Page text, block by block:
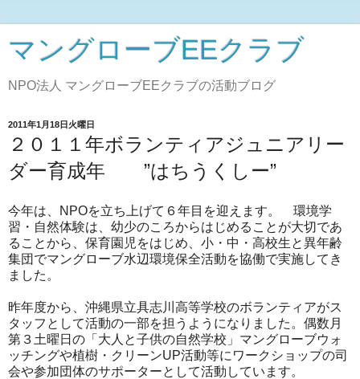
マングローブEEクラブ
NPO法人 マングローブEEクラブの活動ブログ
2011年1月18日火曜日
２０１１年ボランティアジュニアリー
ダー育成年 ”はちうくしー”
今年は、NPOを立ち上げて６年目を迎えます。 環境学
習・自然体験は、幼少のころからはじめることが大切であ
ることから、保育園児をはじめ、小・中・高校生と異年齢
集団でマングローブ水辺環境保全活動を協働で実施してき
ました。
昨年度から、沖縄県立具志川高等学校のボランティアがス
タッフとして活動の一部を担うようになりました。偶数月
第３土曜日の「大人と子供の自然学校」マングローブウォ
ッチングや植樹・クリーンUP活動等にワークショップの司
会や参加団体のサポーターとして活動しています。